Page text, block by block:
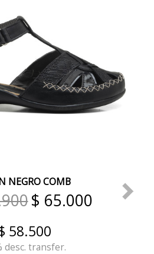
NEGRO COMB
$ 65.000
58.500
desc. transfer.